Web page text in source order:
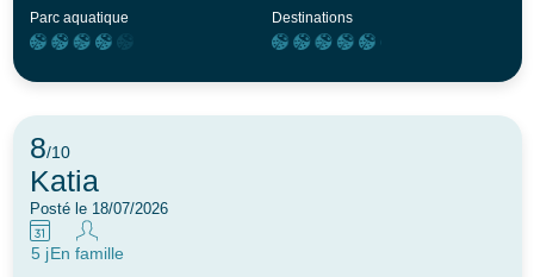
Parc aquatique Destinations
8/10
Katia
Posté le 18/07/2026
5 jEn famille